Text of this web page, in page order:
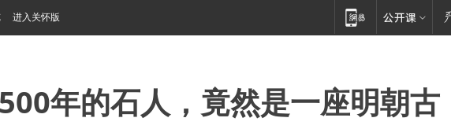
进入关怀版
年的石人，竟然是一座明朝古